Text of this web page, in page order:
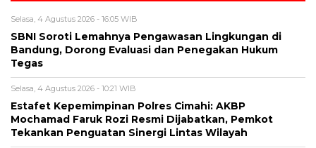
Selasa, 4 Agustus 2026 - 16:05 WIB
SBNI Soroti Lemahnya Pengawasan Lingkungan di
Bandung, Dorong Evaluasi dan Penegakan Hukum
Tegas
Selasa, 4 Agustus 2026 - 10:21 WIB
Estafet Kepemimpinan Polres Cimahi: AKBP
Mochamad Faruk Rozi Resmi Dijabatkan, Pemkot
Tekankan Penguatan Sinergi Lintas Wilayah